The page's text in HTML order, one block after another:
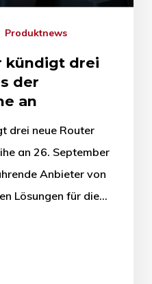
Produktnews
kündigt drei
der
an
drei neue Router
an 26. September
Anbieter von
Lösungen für die…